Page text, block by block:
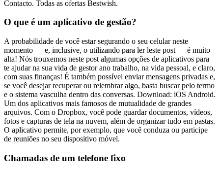
Contacto. Todas as ofertas Bestwish.
O que é um aplicativo de gestão?
A probabilidade de você estar segurando o seu celular neste
momento — e, inclusive, o utilizando para ler leste post — é muito
alta! Nós trouxemos neste post algumas opções de aplicativos para
te ajudar na sua vida de gestor ano trabalho, na vida pessoal, e claro,
com suas finanças! É também possível enviar mensagens privadas e,
se você desejar recuperar ou relembrar algo, basta buscar pelo termo
e o sistema vasculha dentro das conversas. Download: iOS Android.
Um dos aplicativos mais famosos de mutualidade de grandes
arquivos. Com o Dropbox, você pode guardar documentos, vídeos,
fotos e capturas de tela na nuvem, além de organizar tudo em pastas.
O aplicativo permite, por exemplo, que você conduza ou participe
de reuniões no seu dispositivo móvel.
Chamadas de um telefone fixo